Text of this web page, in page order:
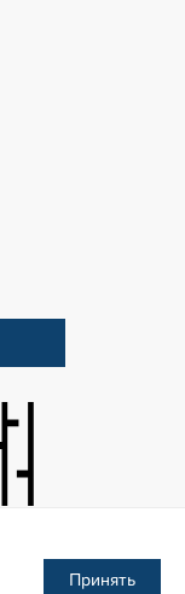
Принять